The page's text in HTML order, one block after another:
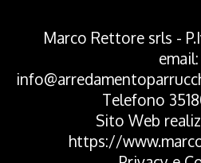
Marco Rettore srls -
email:
Telefono
Sito Web
https://